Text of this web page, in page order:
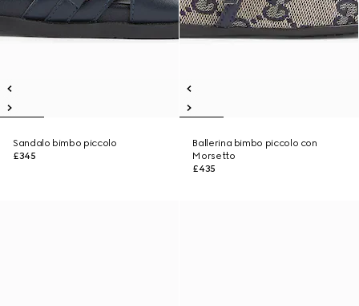
Sandalo bimbo piccolo
£345
Ballerina bimbo piccolo con
Morsetto
£435